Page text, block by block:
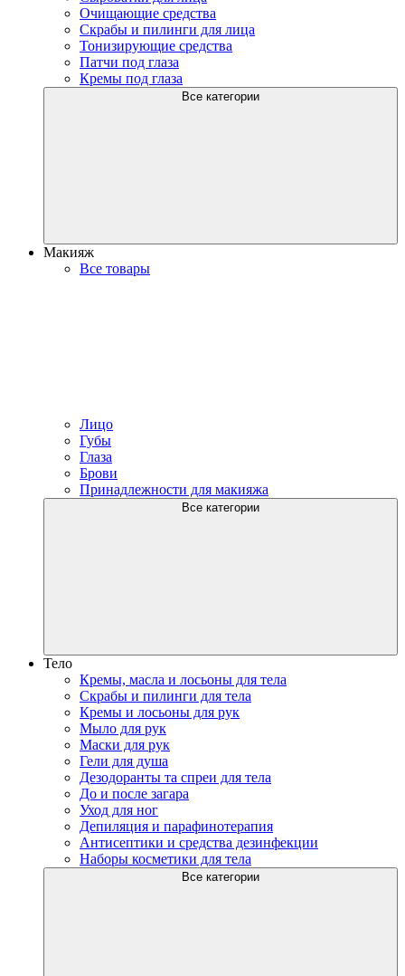
Очищающие средства
Скрабы и пилинги для лица
Тонизирующие средства
Патчи под глаза
Кремы под глаза
Все категории
Макияж
Все товары
Лицо
Губы
Глаза
Брови
Принадлежности для макияжа
Все категории
Тело
Кремы, масла и лосьоны для тела
Скрабы и пилинги для тела
Кремы и лосьоны для рук
Мыло для рук
Маски для рук
Гели для душа
Дезодоранты та спреи для тела
До и после загара
Уход для ног
Депиляция и парафинотерапия
Антисептики и средства дезинфекции
Наборы косметики для тела
Все категории